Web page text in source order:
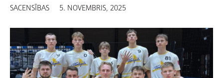
SACENSĪBAS 5. NOVEMBRIS, 2025